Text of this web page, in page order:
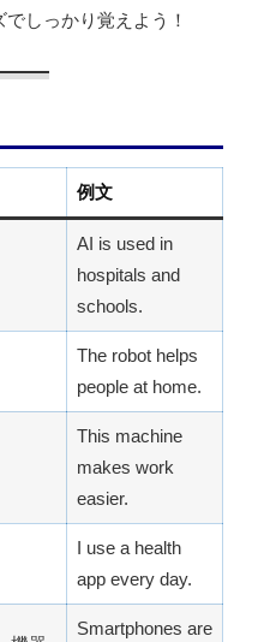
しっかり覚えよう！
例文
AI is used in
hospitals and
schools.
The robot helps
people at home.
This machine
makes work
easier.
I use a health
app every day.
Smartphones are